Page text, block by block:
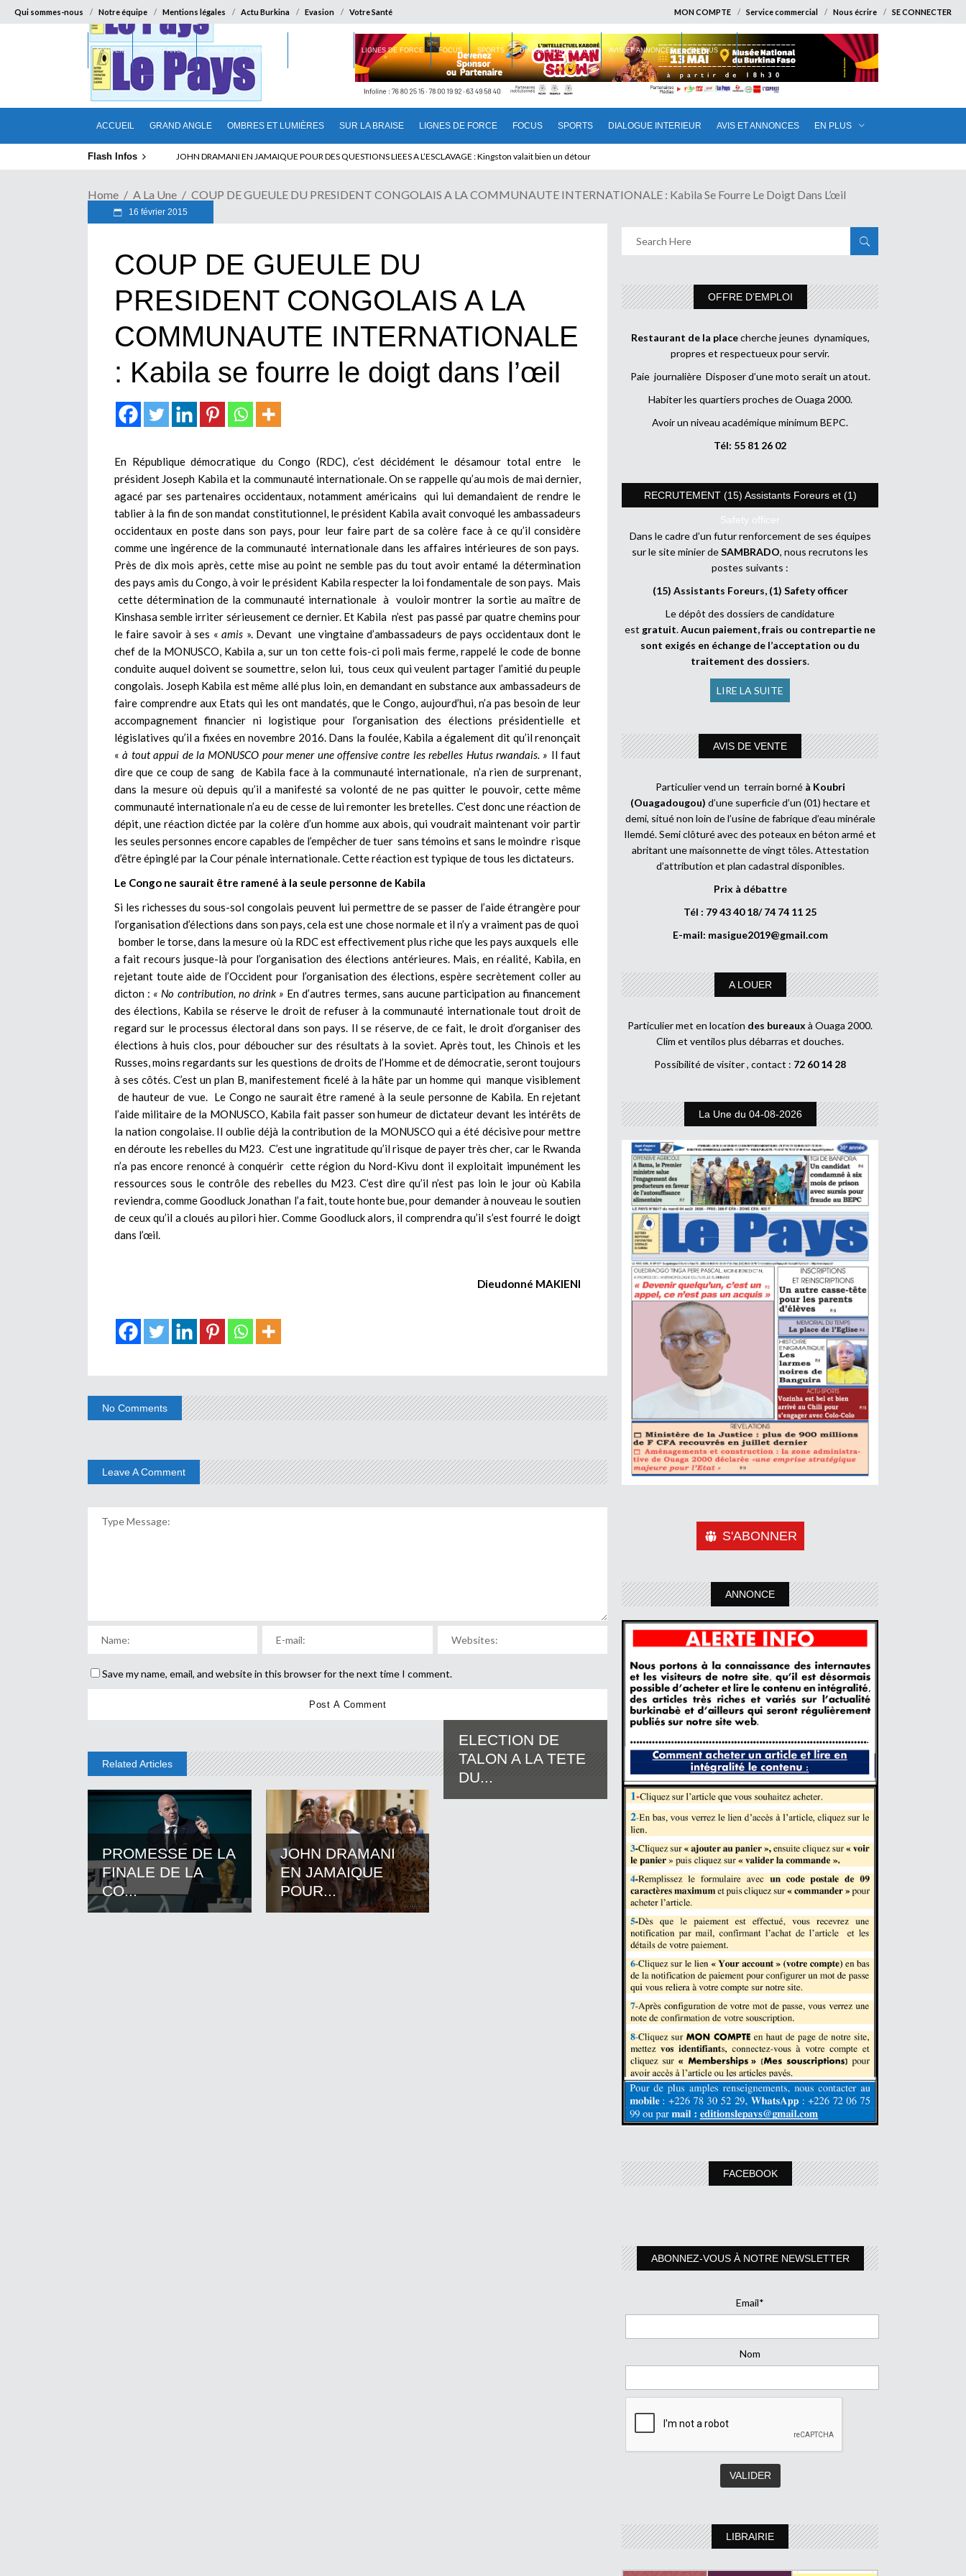
Qui sommes-nous Notre équipe Mentions légales Actu Burkina Evasion Votre Santé MON COMPTE Service commercial Nous écrire SE CONNECTER
ACCUEIL GRAND ANGLE OMBRES ET LUMIÈRES SUR LA BRAISE LIGNES DE FORCE FOCUS SPORTS DIALOGUE INTERIEUR AVIS ET ANNONCES EN PLUS
ACCUEIL GRAND ANGLE OMBRES ET LUMIÈRES LIGNES DE FORCE FOCUS SPORTS DIALOGUE INTERIEUR AVIS ET ANNONCES EN PLUS
Flash Infos ELECTION DE TALON A LA TETE DU SENAT BENINOIS : Quand Patrice quitte le pouvoir sans partir !
Home A La Une COUP DE GUEULE DU PRESIDENT CONGOLAIS A LA COMMUNAUTE INTERNATIONALE : Kabila Se Fourre Le Doigt Dans L’œil
16 février 2015
COUP DE GUEULE DU
PRESIDENT CONGOLAIS A LA
COMMUNAUTE INTERNATIONALE
: Kabila se fourre le doigt dans l’œil
En République démocratique du Congo (RDC), c’est décidément le désamour total entre le
président Joseph Kabila et la communauté internationale. On se rappelle qu’au mois de mai dernier,
agacé par ses partenaires occidentaux, notamment américains qui lui demandaient de rendre le
tablier à la fin de son mandat constitutionnel, le président Kabila avait convoqué les ambassadeurs
occidentaux en poste dans son pays, pour leur faire part de sa colère face à ce qu’il considère
comme une ingérence de la communauté internationale dans les affaires intérieures de son pays.
Près de dix mois après, cette mise au point ne semble pas du tout avoir entamé la détermination
des pays amis du Congo, à voir le président Kabila respecter la loi fondamentale de son pays. Mais
cette détermination de la communauté internationale à vouloir montrer la sortie au maître de
Kinshasa semble irriter sérieusement ce dernier. Et Kabila n’est pas passé par quatre chemins pour
le faire savoir à ses «amis ». Devant une vingtaine d’ambassadeurs de pays occidentaux dont le
chef de la MONUSCO, Kabila a, sur un ton cette fois-ci poli mais ferme, rappelé le code de bonne
conduite auquel doivent se soumettre, selon lui, tous ceux qui veulent partager l’amitié du peuple
congolais. Joseph Kabila est même allé plus loin, en demandant en substance aux ambassadeurs de
faire comprendre aux Etats qui les ont mandatés, que le Congo, aujourd’hui, n’a pas besoin de leur
accompagnement financier ni logistique pour l’organisation des élections présidentielle et
législatives qu’il a fixées en novembre 2016. Dans la foulée, Kabila a également dit qu’il renonçait
«à tout appui de la MONUSCO pour mener une offensive contre les rebelles Hutus rwandais. » Il faut
dire que ce coup de sang de Kabila face à la communauté internationale, n’a rien de surprenant,
dans la mesure où depuis qu’il a manifesté sa volonté de ne pas quitter le pouvoir, cette même
communauté internationale n’a eu de cesse de lui remonter les bretelles. C’est donc une réaction de
dépit, une réaction dictée par la colère d’un homme aux abois, qui voudrait maintenant voir partir
les seules personnes encore capables de l’empêcher de tuer sans témoins et sans le moindre risque
d’être épinglé par la Cour pénale internationale. Cette réaction est typique de tous les dictateurs.
Le Congo ne saurait être ramené à la seule personne de Kabila
Si les richesses du sous-sol congolais peuvent lui permettre de se passer de l’aide étrangère pour
l’organisation d’élections dans son pays, cela est une chose normale et il n’y a vraiment pas de quoi
bomber le torse, dans la mesure où la RDC est effectivement plus riche que les pays auxquels elle
a fait recours jusque-là pour l’organisation des élections antérieures. Mais, en réalité, Kabila, en
rejetant toute aide de l’Occident pour l’organisation des élections, espère secrètement coller au
dicton : « No contribution, no drink » En d’autres termes, sans aucune participation au financement
des élections, Kabila se réserve le droit de refuser à la communauté internationale tout droit de
regard sur le processus électoral dans son pays. Il se réserve, de ce fait, le droit d’organiser des
élections à huis clos, pour déboucher sur des résultats à la soviet. Après tout, les Chinois et les
Russes, moins regardants sur les questions de droits de l’Homme et de démocratie, seront toujours
à ses côtés. C’est un plan B, manifestement ficelé à la hâte par un homme qui manque visiblement
de hauteur de vue. Le Congo ne saurait être ramené à la seule personne de Kabila. En rejetant
l’aide militaire de la MONUSCO, Kabila fait passer son humeur de dictateur devant les intérêts de
la nation congolaise. Il oublie déjà la contribution de la MONUSCO qui a été décisive pour mettre
en déroute les rebelles du M23. C’est une ingratitude qu’il risque de payer très cher, car le Rwanda
n’a pas encore renoncé à conquérir cette région du Nord-Kivu dont il exploitait impunément les
ressources sous le contrôle des rebelles du M23. C’est dire qu’il n’est pas loin le jour où Kabila
reviendra, comme Goodluck Jonathan l’a fait, toute honte bue, pour demander à nouveau le soutien
de ceux qu’il a cloués au pilori hier.Comme Goodluck alors, il comprendra qu’il s’est fourré le doigt
dans l’œil.
Dieudonné MAKIENI
No Comments
Leave A Comment
Save my name, email, and website in this browser for the next time I comment.
Related Articles
PROMESSE DE LA
FINALE DE LA
CO...
JOHN DRAMANI
EN JAMAIQUE
POUR...
ELECTION DE
TALON A LA TETE
DU...
OFFRE D’EMPLOI
Restaurant de la placecherche jeunes dynamiques,
propres et respectueux pour servir.
Paie journalière Disposer d’une moto serait un atout.
Habiter les quartiers proches de Ouaga 2000.
Avoir un niveau académique minimum BEPC.
Tél: 55 81 26 02
RECRUTEMENT (15) Assistants Foreurs et (1)
Safety officer
Dans le cadre d’un futur renforcement de ses équipes
sur le site minier deSAMBRADO, nous recrutons les
postes suivants :
(15) Assistants Foreurs, (1) Safety officer
Le dépôt des dossiers de candidature
est gratuit.Aucun paiement, frais ou contrepartie ne
sont exigés en échange de l’acceptation ou du
traitement des dossiers.
LIRE LA SUITE
AVIS DE VENTE
Particulier vend un terrain borné à Koubri
(Ouagadougou) d’une superficie d’un (01) hectare et
demi, situé non loin de l’usine de fabrique d’eau minérale
Ilemdé. Semi clôturé avec des poteaux en béton armé et
abritant une maisonnette de vingt tôles. Attestation
d’attribution et plan cadastral disponibles.
Prix à débattre
Tél : 79 43 40 18/ 74 74 11 25
E-mail: masigue2019@gmail.com
A LOUER
Particulier met en location des bureaux à Ouaga 2000.
Clim et ventilos plus débarras et douches.
Possibilité de visiter , contact : 72 60 14 28
La Une du 04-08-2026
S'ABONNER
ANNONCE
FACEBOOK
ABONNEZ-VOUS À NOTRE NEWSLETTER
Email*
Nom
LIBRAIRIE